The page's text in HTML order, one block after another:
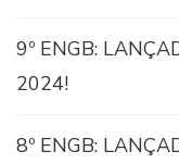
9º ENGB:
2024!
8º ENGB: